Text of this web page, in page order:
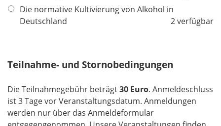
l
d
Die normative Kultivierung von Alkohol in
Deutschland
2 verfügbar
Teilnahme- und Stornobedingungen
Die Teilnahmegebühr beträgt​​​​​​​30 Euro. Anmeldeschluss
ist 3 Tage vor Veranstaltungsdatum. Anmeldungen
werden nur über das Anmeldeformular